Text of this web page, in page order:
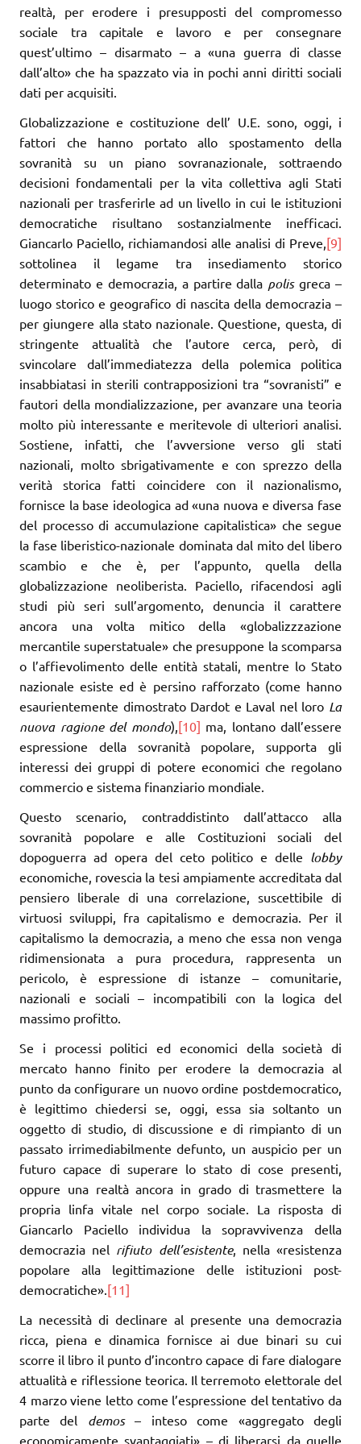
realtà, per erodere i presupposti del compromesso
sociale tra capitale e lavoro e per consegnare
quest’ultimo – disarmato – a «una guerra di classe
dall’alto» che ha spazzato via in pochi anni diritti sociali
dati per acquisiti.
Globalizzazione e costituzione dell’ U.E. sono, oggi, i
fattori che hanno portato allo spostamento della
sovranità su un piano sovranazionale, sottraendo
decisioni fondamentali per la vita collettiva agli Stati
nazionali per trasferirle ad un livello in cui le istituzioni
democratiche risultano sostanzialmente inefficaci.
Giancarlo Paciello, richiamandosi alle analisi di Preve,[9]
sottolinea il legame tra insediamento storico
determinato e democrazia, a partire dalla polisgreca –
luogo storico e geografico di nascita della democrazia –
per giungere alla stato nazionale. Questione, questa, di
stringente attualità che l’autore cerca, però, di
svincolare dall’immediatezza della polemica politica
insabbiatasi in sterili contrapposizioni tra “sovranisti” e
fautori della mondializzazione, per avanzare una teoria
molto più interessante e meritevole di ulteriori analisi.
Sostiene, infatti, che l’avversione verso gli stati
nazionali, molto sbrigativamente e con sprezzo della
verità storica fatti coincidere con il nazionalismo,
fornisce la base ideologica ad «una nuova e diversa fase
del processo di accumulazione capitalistica» che segue
la fase liberistico-nazionale dominata dal mito del libero
scambio e che è, per l’appunto, quella della
globalizzazione neoliberista. Paciello, rifacendosi agli
studi più seri sull’argomento, denuncia il carattere
ancora una volta mitico della «globalizzzazione
mercantile superstatuale» che presuppone la scomparsa
o l’affievolimento delle entità statali, mentre lo Stato
nazionale esiste ed è persino rafforzato (come hanno
esaurientemente dimostrato Dardot e Laval nel loro La
nuova ragione del mondo),[10] ma, lontano dall’essere
espressione della sovranità popolare, supporta gli
interessi dei gruppi di potere economici che regolano
commercio e sistema finanziario mondiale.
Questo scenario, contraddistinto dall’attacco alla
sovranità popolare e alle Costituzioni sociali del
dopoguerra ad opera del ceto politico e delle lobby
economiche, rovescia la tesi ampiamente accreditata dal
pensiero liberale di una correlazione, suscettibile di
virtuosi sviluppi, fra capitalismo e democrazia. Per il
capitalismo la democrazia, a meno che essa non venga
ridimensionata a pura procedura, rappresenta un
pericolo, è espressione di istanze – comunitarie,
nazionali e sociali – incompatibili con la logica del
massimo profitto.
Se i processi politici ed economici della società di
mercato hanno finito per erodere la democrazia al
punto da configurare un nuovo ordine postdemocratico,
è legittimo chiedersi se, oggi, essa sia soltanto un
oggetto di studio, di discussione e di rimpianto di un
passato irrimediabilmente defunto, un auspicio per un
futuro capace di superare lo stato di cose presenti,
oppure una realtà ancora in grado di trasmettere la
propria linfa vitale nel corpo sociale. La risposta di
Giancarlo Paciello individua la sopravvivenza della
democrazia nel rifiuto dell’esistente, nella «resistenza
popolare alla legittimazione delle istituzioni post-
democratiche».[11]
La necessità di declinare al presente una democrazia
ricca, piena e dinamica fornisce ai due binari su cui
scorre il libro il punto d’incontro capace di fare dialogare
attualità e riflessione teorica. Il terremoto elettorale del
4 marzo viene letto come l’espressione del tentativo da
parte del demos– inteso come «aggregato degli
economicamente svantaggiati» – di liberarsi da quelle